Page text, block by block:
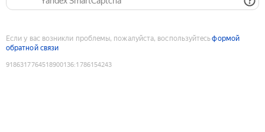
Если у вас возникли проблемы, пожалуйста, воспользуйтесьформой
обратной связи
9186317764518900136:1786154243